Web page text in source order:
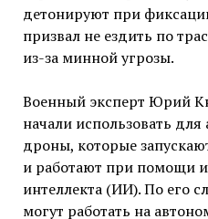
детонируют при
призвал не ездить по
из-за минной угрозы.
Военный эксперт Юрий
начали использовать
дроны, которые
и работают при помощи
интеллекта (ИИ). По его
могут работать на